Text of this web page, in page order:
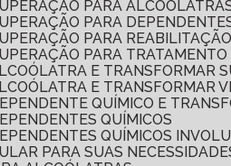
PARA
PARA
PARA
PARA
E TRANSFORMAR
E TRANSFORMAR
QUÍMICO E
QUÍMICOS
QUÍMICOS
PARA SUAS